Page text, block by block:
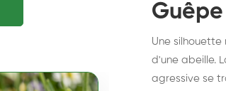
Une
d'une abeille.
agressive se